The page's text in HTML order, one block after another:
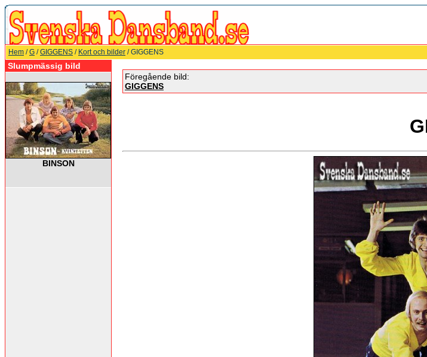
Hem /G /GIGGENS / Kort och bilder / GIGGENS
Slumpmässig bild
BINSON
Föregående bild:
GIGGENS